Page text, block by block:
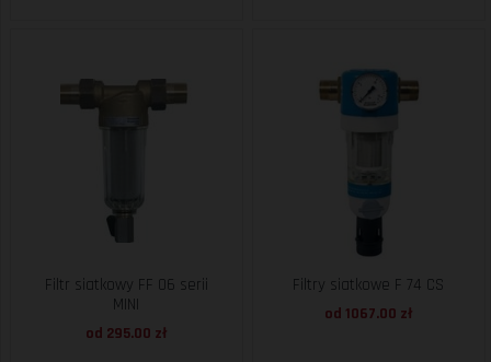
Filtr siatkowy FF 06 serii
MINI
od 295.00 zł
Filtry siatkowe F 74 CS
od 1067.00 zł